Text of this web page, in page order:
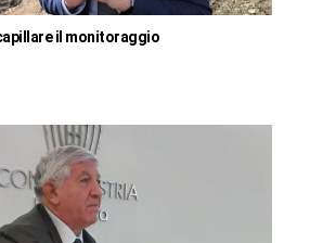
il monitoraggio